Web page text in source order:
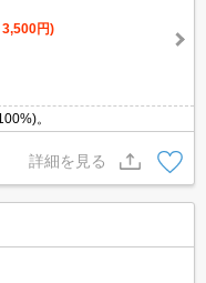
3,500円)
。
詳細を見る